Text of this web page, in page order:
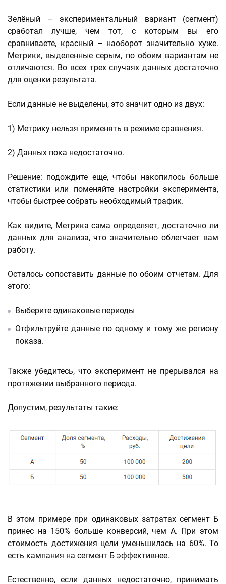
Зелёный – экспериментальный вариант (сегмент)
сработал лучше, чем тот, с которым вы его
сравниваете, красный – наоборот значительно хуже.
Метрики, выделенные серым, по обоим вариантам не
отличаются. Во всех трех случаях данных достаточно
для оценки результата.
Если данные не выделены, это значит одно из двух:
1) Метрику нельзя применять в режиме сравнения.
2) Данных пока недостаточно.
Решение: подождите еще, чтобы накопилось больше
статистики или поменяйте настройки эксперимента,
чтобы быстрее собрать необходимый трафик.
Как видите, Метрика сама определяет, достаточно ли
данных для анализа, что значительно облегчает вам
работу.
Осталось сопоставить данные по обоим отчетам. Для
этого:
Выберите одинаковые периоды
Отфильтруйте данные по одному и тому же региону
показа.
Также убедитесь, что эксперимент не прерывался на
протяжении выбранного периода.
Допустим, результаты такие:
В этом примере при одинаковых затратах сегмент Б
принес на 150% больше конверсий, чем А. При этом
стоимость достижения цели уменьшилась на 60%. То
есть кампания на сегмент Б эффективнее.
Естественно, если данных недостаточно, принимать